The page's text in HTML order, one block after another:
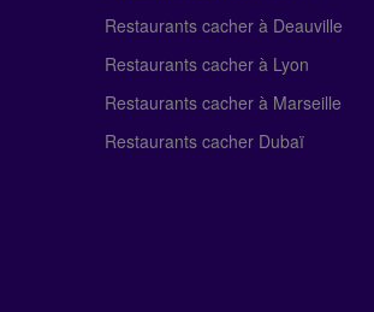
Restaurants cacher à Deauville
Restaurants cacher à Lyon
Restaurants cacher à Marseille
Restaurants cacher Dubaï